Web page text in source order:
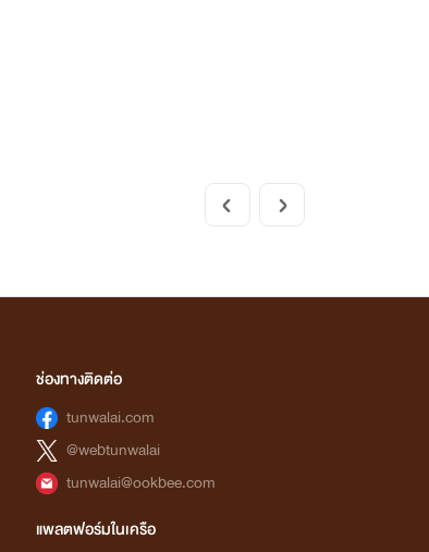
ช่องทางติดต่อ
tunwalai.com
@webtunwalai
tunwalai@ookbee.com
แพลตฟอร์มในเครือ